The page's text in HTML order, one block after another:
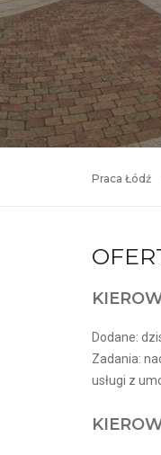
Praca Łódź
Dodane:
Zadania:
usługi z